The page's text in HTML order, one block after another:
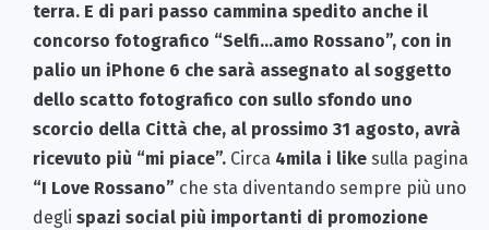
terra. E di pari passo cammina spedito anche il
concorso fotografico “Selfi…amo Rossano”, con in
palio un iPhone 6 che sarà assegnato al soggetto
dello scatto fotografico con sullo sfondo uno
scorcio della Città che, al prossimo 31 agosto, avrà
ricevuto più “mi piace”. Circa 4mila i like sulla pagina
“I Love Rossano” che sta diventando sempre più uno
degli spazi social più importanti di promozione